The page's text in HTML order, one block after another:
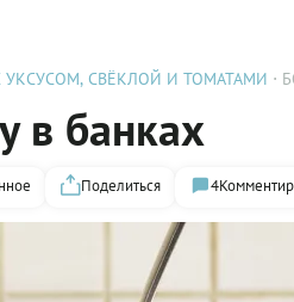
УКСУСОМ, СВЁКЛОЙ И ТОМАТАМИ
в банках
Поделиться 4